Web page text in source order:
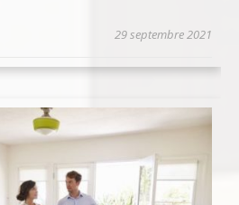
29 septembre 2021